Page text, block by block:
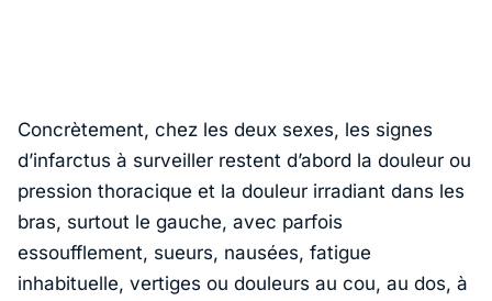
Concrètement, chez les deux sexes, les signes
d’infarctus à surveiller restent d’abord la douleur ou
pression thoracique et la douleur irradiant dans les
bras, surtout le gauche, avec parfois
essoufflement, sueurs, nausées, fatigue
inhabituelle, vertiges ou douleurs au cou, au dos, à